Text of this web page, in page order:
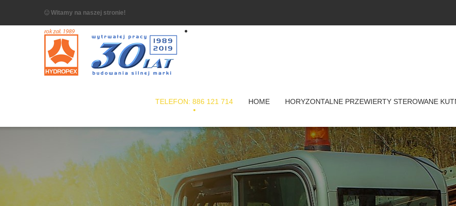
Witamy na naszej stronie!
TELEFON: 886 121 714 HOME HORYZONTALNE PRZEWIERTY STEROWANE